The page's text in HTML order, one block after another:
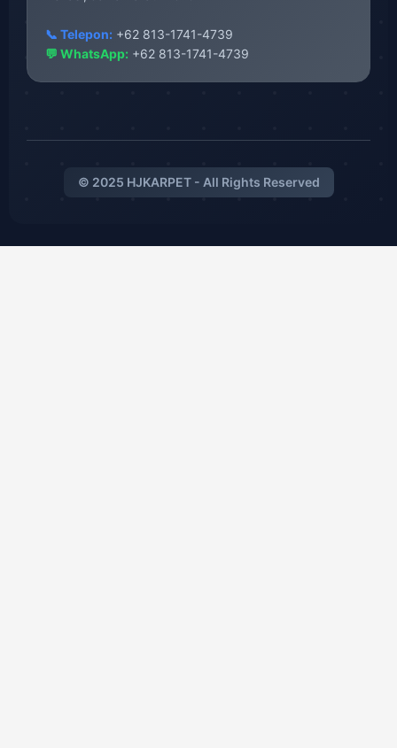
📞 Telepon: +62 813-1741-4739
💬 WhatsApp: +62 813-1741-4739
© 2025 HJKARPET - All Rights Reserved